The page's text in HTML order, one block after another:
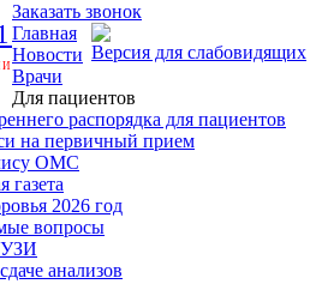
Заказать звонок
Версия для слабовидящих
Главная
Новости
Врачи
Для пациентов
распорядка для пациентов
на первичный прием
ОМС
газета
2026 год
вопросы
УЗИ
анализов